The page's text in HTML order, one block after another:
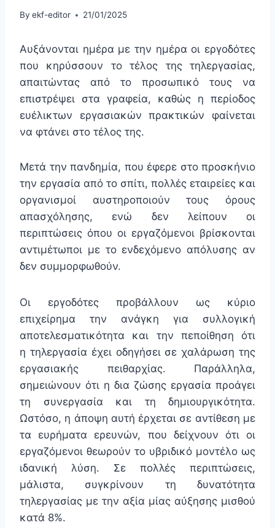
By ekf-editor 21/01/2025
Αυξάνονται ημέρα με την ημέρα οι εργοδότες
που κηρύσσουν το τέλος της τηλεργασίας,
απαιτώντας από το προσωπικό τους να
επιστρέψει στα γραφεία, καθώς η περίοδος
ευέλικτων εργασιακών πρακτικών φαίνεται
να φτάνει στο τέλος της.
Μετά την πανδημία, που έφερε στο προσκήνιο
την εργασία από το σπίτι, πολλές εταιρείες και
οργανισμοί αυστηροποιούν τους όρους
απασχόλησης, ενώ δεν λείπουν οι
περιπτώσεις όπου οι εργαζόμενοι βρίσκονται
αντιμέτωποι με το ενδεχόμενο απόλυσης αν
δεν συμμορφωθούν.
Οι εργοδότες προβάλλουν ως κύριο
επιχείρημα την ανάγκη για συλλογική
αποτελεσματικότητα και την πεποίθηση ότι
η τηλεργασία έχει οδηγήσει σε χαλάρωση της
εργασιακής πειθαρχίας. Παράλληλα,
σημειώνουν ότι η δια ζώσης εργασία προάγει
τη συνεργασία και τη δημιουργικότητα.
Ωστόσο, η άποψη αυτή έρχεται σε αντίθεση με
τα ευρήματα ερευνών, που δείχνουν ότι οι
εργαζόμενοι θεωρούν το υβριδικό μοντέλο ως
ιδανική λύση. Σε πολλές περιπτώσεις,
μάλιστα, συγκρίνουν τη δυνατότητα
τηλεργασίας με την αξία μίας αύξησης μισθού
κατά 8%.